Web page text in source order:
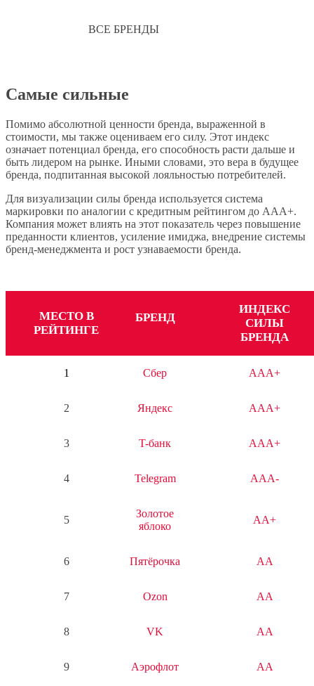
ВСЕ БРЕНДЫ
Самые сильные
Помимо абсолютной ценности бренда, выраженной в
стоимости, мы также оцениваем его силу. Этот индекс
означает потенциал бренда, его способность расти дальше и
быть лидером на рынке. Иными словами, это вера в будущее
бренда, подпитанная высокой лояльностью потребителей.
Для визуализации силы бренда используется система
маркировки по аналогии с кредитным рейтингом до AAA+.
Компания может влиять на этот показатель через повышение
преданности клиентов, усиление имиджа, внедрение системы
бренд-менеджмента и рост узнаваемости бренда.
МЕСТО В
РЕЙТИНГЕ
БРЕНД
ИНДЕКС
СИЛЫ
БРЕНДА
1 Сбер AAA+
2 Яндекс AAA+
3 T-банк AAA+
4 Telegram AAA-
5
Золотое
яблоко
AA+
6 Пятёрочка AA
7 Ozon AA
8 VK AA
9 Аэрофлот AA